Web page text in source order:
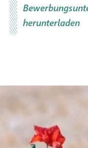
herunterladen